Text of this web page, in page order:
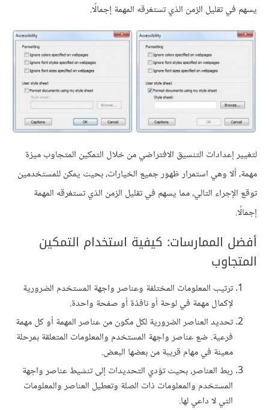
يسهم في تقليل الزمن الذي تستغرقه المهمة إجمالًا.
لتغيير إعدادات التنسيق الافتراضي من خلال التمكين المتجاوب ميزة
مهمة، ألا وهي استمرار ظهور جميع الخيارات، بحيث يمكن للمستخدمين
توقع الإجراء التالي، مما يسهم في تقليل الزمن الذي تستغرقه المهمة
إجمالًا.
أفضل الممارسات: كيفية استخدام التمكين
المتجاوب
ترتيب المعلومات المختلفة وعناصر واجهة المستخدم الضرورية
لإكمال مهمة في لوحة أو نافذة أو صفحة واحدة.
تحديد العناصر الضرورية لكل مكون من عناصر المهمة أو كل مهمة
فرعية. ضع عناصر واجهة المستخدم والمعلومات المتعلقة بمرحلة
معينة في مهام قريبة من بعضها البعض.
ربط العناصر، بحيث تؤدي التحديدات إلى تنشيط عناصر واجهة
المستخدم والمعلومات ذات الصلة وتعطيل العناصر والمعلومات
التي لا داعي لها.